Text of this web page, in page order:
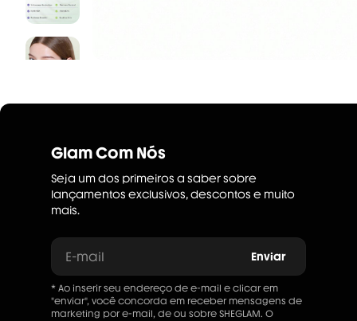
Glam Com Nós
Seja um dos primeiros a saber sobre
lançamentos exclusivos, descontos e muito
mais.
E-mail Enviar
* Ao inserir seu endereço de e-mail e clicar em
"enviar", você concorda em receber mensagens de
marketing por e-mail, de ou sobre SHEGLAM. O